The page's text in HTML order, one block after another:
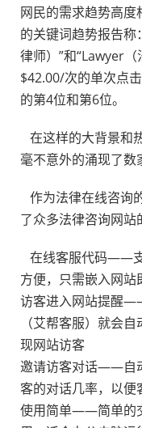
网民的需求趋势高
的关键词趋势报告
律师）”和“Lawyer
$42.00/次的单次点
的第4位和第6位。
在这样的大背景和
毫不意外的涌现了数
作为法律在线咨询
了众多法律咨询网站
在线客服代码——
方便，只需嵌入网站
访客进入网站提醒
（艾帮客服）就会
现网站访客
邀请访客对话——自
客的对话几率，以便
使用简单——简单的